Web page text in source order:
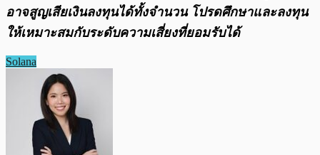
อาจสูญเสียเงินลงทุนได้ทั้งจํานวน โปรดศึกษาและลงทุน
ให้เหมาะสมกับระดับความเสี่ยงที่ยอมรับได้
Solana